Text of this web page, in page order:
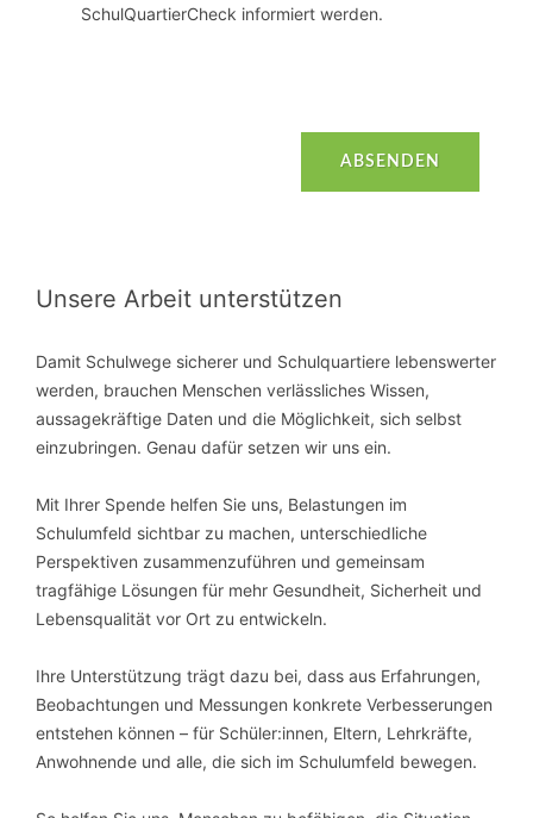
SchulQuartierCheck informiert werden.
Unsere Arbeit unterstützen
Damit Schulwege sicherer und Schulquartiere lebenswerter
werden, brauchen Menschen verlässliches Wissen,
aussagekräftige Daten und die Möglichkeit, sich selbst
einzubringen. Genau dafür setzen wir uns ein.
Mit Ihrer Spende helfen Sie uns, Belastungen im
Schulumfeld sichtbar zu machen, unterschiedliche
Perspektiven zusammenzuführen und gemeinsam
tragfähige Lösungen für mehr Gesundheit, Sicherheit und
Lebensqualität vor Ort zu entwickeln.
Ihre Unterstützung trägt dazu bei, dass aus Erfahrungen,
Beobachtungen und Messungen konkrete Verbesserungen
entstehen können – für Schüler:innen, Eltern, Lehrkräfte,
Anwohnende und alle, die sich im Schulumfeld bewegen.